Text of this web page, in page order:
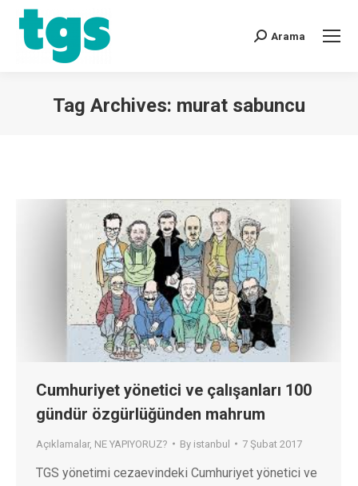
Arama
Tag Archives: murat sabuncu
Cumhuriyet yönetici ve çalışanları 100
gündür özgürlüğünden mahrum
Açıklamalar, NE YAPIYORUZ? By istanbul 7 Şubat 2017
TGS yönetimi cezaevindeki Cumhuriyet yönetici ve